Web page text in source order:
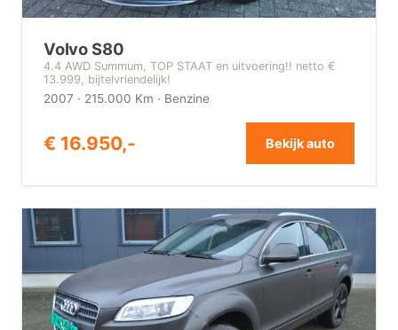
Volvo S80
4.4 AWD Summum, TOP STAAT en uitvoering!! netto €
13.999, bijtelvriendelijk!
2007 · 215.000 Km · Benzine
€ 16.950,- Bekijk auto